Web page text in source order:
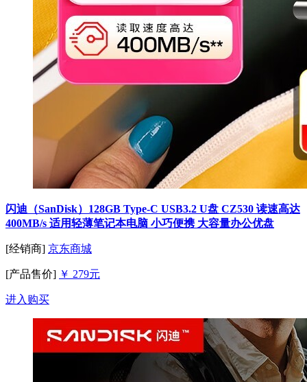
闪迪（SanDisk）128GB Type-C USB3.2 U盘 CZ530 读速高达
400MB/s 适用轻薄笔记本电脑 小巧便携 大容量办公优盘
[经销商] 京东商城
[产品售价] ￥ 279元
进入购买